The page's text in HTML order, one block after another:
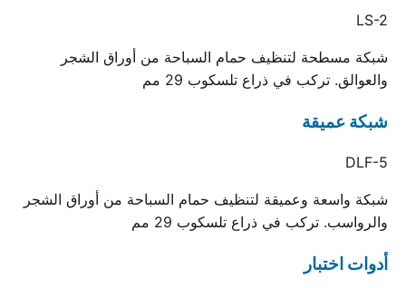
LS-2
شبكة مسطحة لتنظيف حمام السباحة من أوراق الشجر
والعوالق. تركب في ذراع تلسكوب 29 مم
شبكة عميقة
DLF-5
شبكة واسعة وعميقة لتنظيف حمام السباحة من أوراق الشجر
والرواسب. تركب في ذراع تلسكوب 29 مم
أدوات اختبار